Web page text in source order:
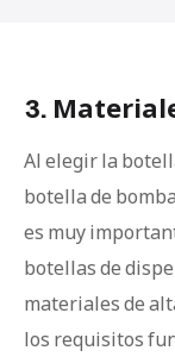
3.
Al elegir la
botella de
es muy
botellas de
materiales de
los requisitos